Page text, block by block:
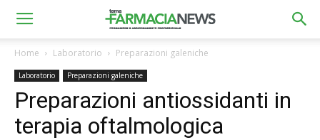
Home Laboratorio Preparazioni galeniche
Laboratorio Preparazioni galeniche
Preparazioni antiossidanti in
terapia oftalmologica